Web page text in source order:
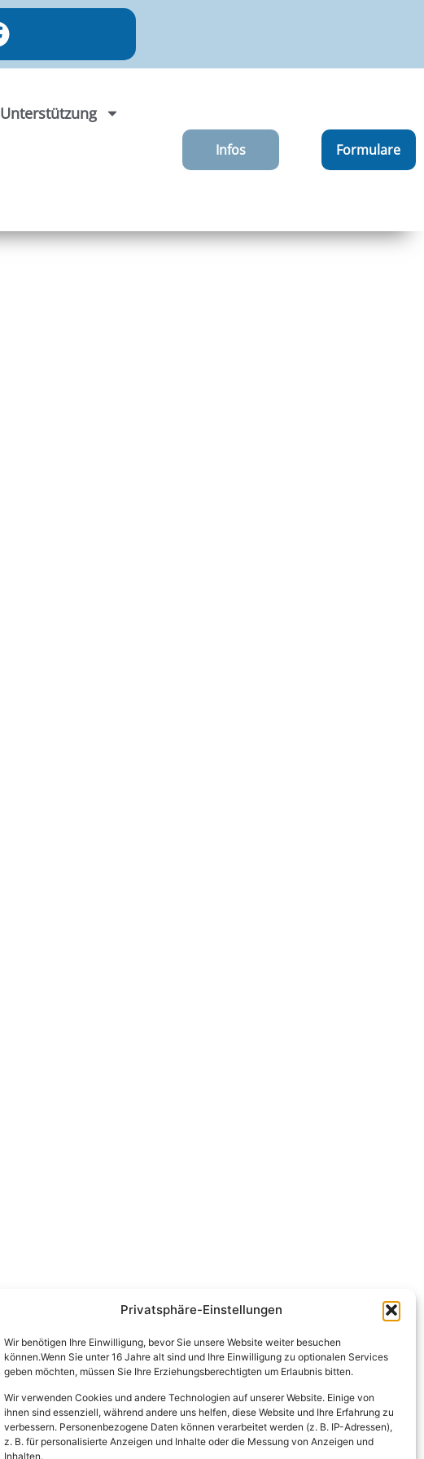
Privatsphäre-Einstellungen
Wir benötigen Ihre Einwilligung, bevor Sie unsere Website weiter besuchen
können.Wenn Sie unter 16 Jahre alt sind und Ihre Einwilligung zu optionalen Services
geben möchten, müssen Sie Ihre Erziehungsberechtigten um Erlaubnis bitten.
Wir verwenden Cookies und andere Technologien auf unserer Website. Einige von
ihnen sind essenziell, während andere uns helfen, diese Website und Ihre Erfahrung zu
verbessern. Personenbezogene Daten können verarbeitet werden (z. B. IP-Adressen),
z. B. für personalisierte Anzeigen und Inhalte oder die Messung von Anzeigen und
Inhalten.
Unterstützung
Infos Formulare